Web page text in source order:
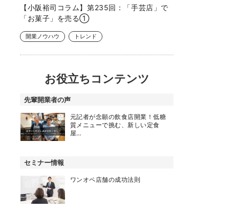
【小阪裕司コラム】第235回：「手芸店」で
「お菓子」を売る①
開業ノウハウ トレンド
お役立ちコンテンツ
先輩開業者の声
元記者が念願の飲食店開業！低糖
質メニューで挑む、新しい定食
屋…
セミナー情報
ワンオペ店舗の成功法則